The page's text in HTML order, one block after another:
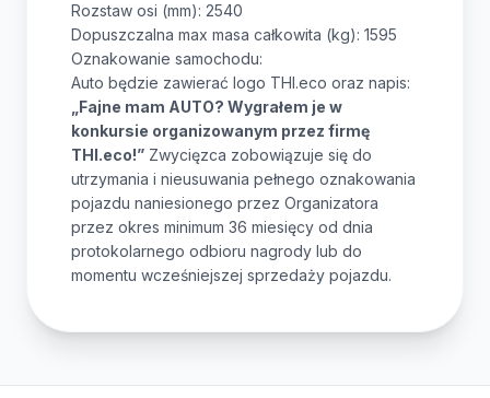
Rozstaw osi (mm): 2540
Dopuszczalna max masa całkowita (kg): 1595
Oznakowanie samochodu:
Auto będzie zawierać logo THI.eco oraz napis:
„Fajne mam AUTO? Wygrałem je w
konkursie organizowanym przez firmę
THI.eco!” Zwycięzca zobowiązuje się do
utrzymania i nieusuwania pełnego oznakowania
pojazdu naniesionego przez Organizatora
przez okres minimum 36 miesięcy od dnia
protokolarnego odbioru nagrody lub do
momentu wcześniejszej sprzedaży pojazdu.